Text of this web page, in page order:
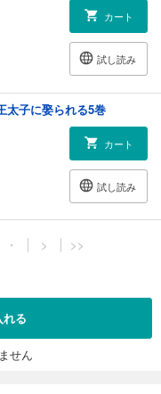
カート
試し読み
太子に娶られる5巻
カート
試し読み
・ > >>
れる
せん